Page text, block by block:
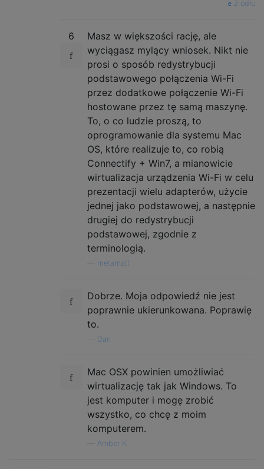
źródło
6
Masz w większości rację, ale
wyciągasz mylący wniosek. Nikt nie
prosi o sposób redystrybucji
podstawowego połączenia Wi-Fi
przez dodatkowe połączenie Wi-Fi
hostowane przez tę samą maszynę.
To, o co ludzie proszą, to
oprogramowanie dla systemu Mac
OS, które realizuje to, co robią
Connectify + Win7, a mianowicie
wirtualizacja urządzenia Wi-Fi w celu
prezentacji wielu adapterów, użycie
jednej jako podstawowej, a następnie
drugiej do redystrybucji
podstawowej, zgodnie z
terminologią.
metamatt
Dobrze. Moja odpowiedź nie jest
poprawnie ukierunkowana. Poprawię
to.
Dan
Mac OSX powinien umożliwiać
wirtualizację tak jak Windows. To
jest komputer i mogę zrobić
wszystko, co chcę z moim
komputerem.
Amber K